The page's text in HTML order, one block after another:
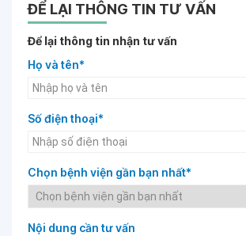
ĐỂ LẠI THÔNG TIN TƯ VẤN
Để lại thông tin nhận tư vấn
Họ và tên*
Số điện thoại*
Chọn bệnh viện gần bạn nhất*
Nội dung cần tư vấn